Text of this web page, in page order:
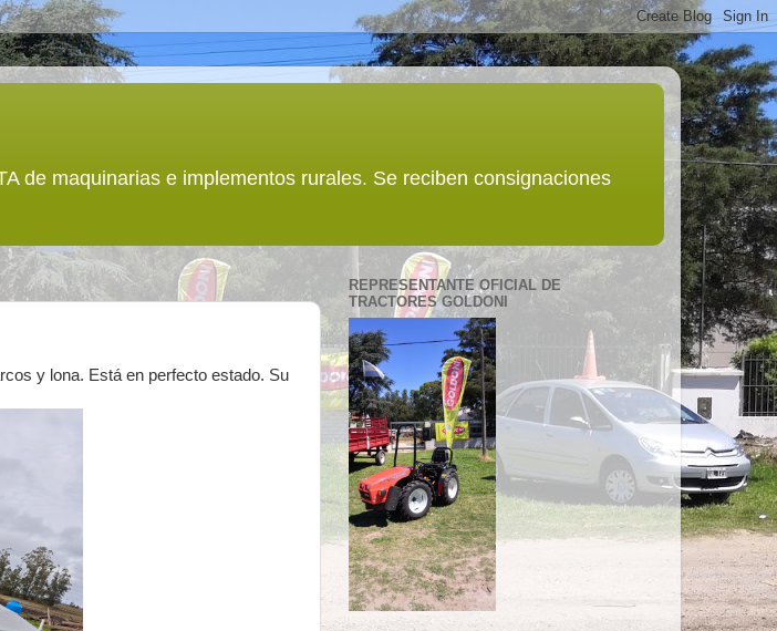
de maquinarias e implementos rurales. Se reciben consignaciones
y lona. Está en perfecto estado. Su
REPRESENTANTE OFICIAL DE
TRACTORES GOLDONI